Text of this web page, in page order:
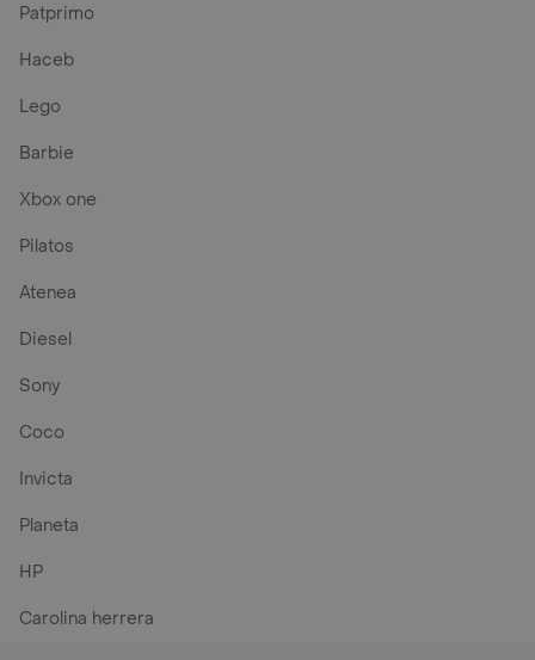
Patprimo
Haceb
Lego
Barbie
Xbox one
Pilatos
Atenea
Diesel
Sony
Coco
Invicta
Planeta
HP
Carolina herrera